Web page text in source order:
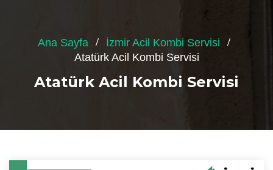
Ana Sayfa
İzmir Acil Kombi Servisi
Atatürk Acil Kombi Servisi
Atatürk Acil Kombi Servisi